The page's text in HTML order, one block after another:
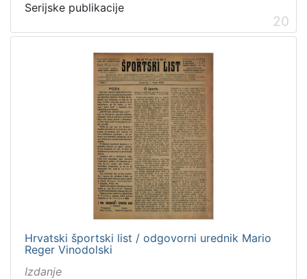
Serijske publikacije
20
Hrvatski športski list / odgovorni urednik Mario
Reger Vinodolski
Izdanje